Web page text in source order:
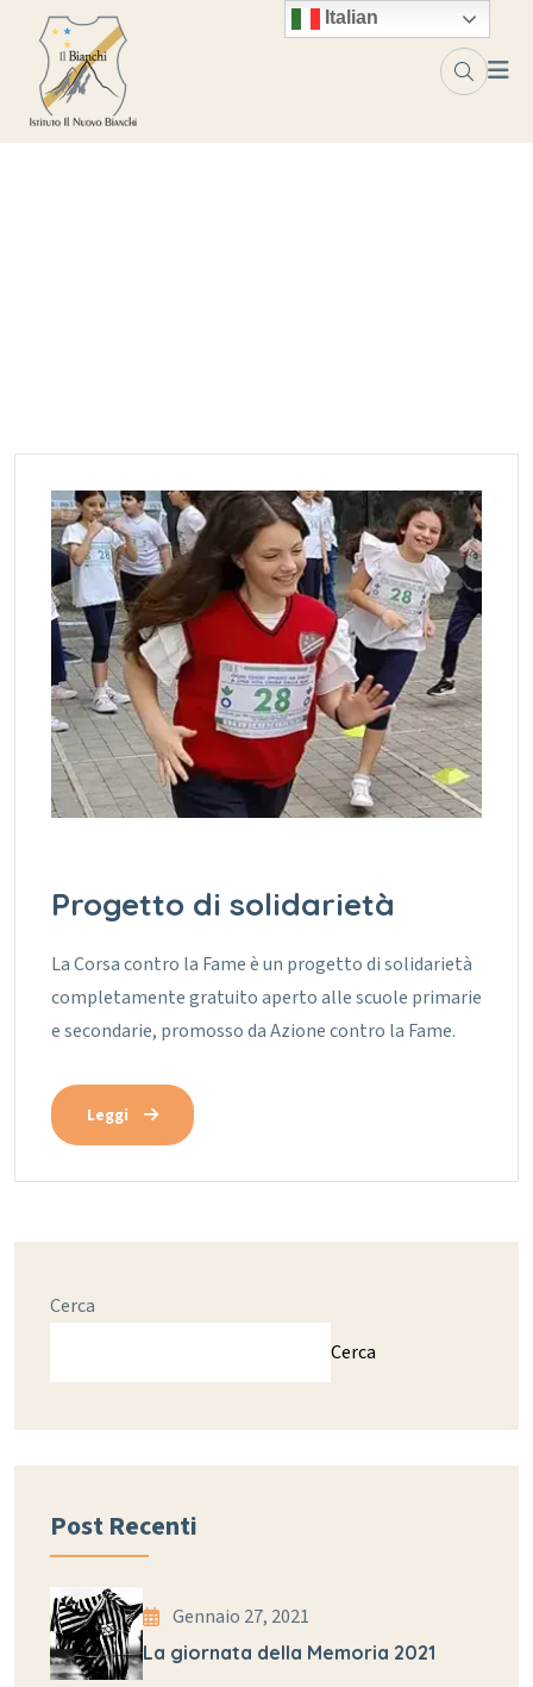
Skip to content
Progetto di solidarietà
La Corsa contro la Fame è un progetto di solidarietà
completamente gratuito aperto alle scuole primarie
e secondarie, promosso da Azione contro la Fame.
Leggi
Cerca
Cerca
Post Recenti
Gennaio 27, 2021
La giornata della Memoria 2021
Italian